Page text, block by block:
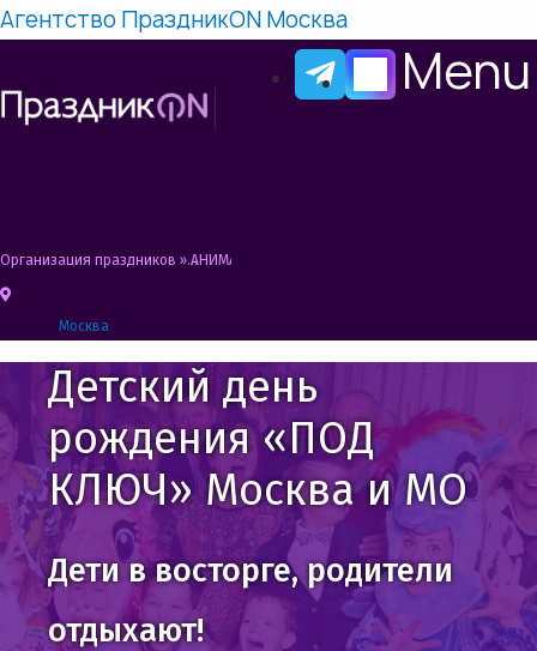
Агентство ПраздникON Москва
Menu
Организация праздников »АНИМАТОРЫ НА ДЕНЬ РОЖДЕНИЯ РЕБЕНКА
Москва
Детский день
рождения «ПОД
КЛЮЧ» Москва и МО
Дети в восторге, родители
отдыхают!